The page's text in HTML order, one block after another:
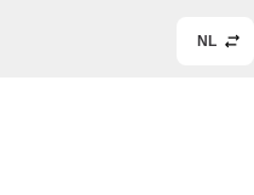
NL